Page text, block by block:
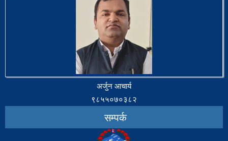
अर्जुन आचार्य
९८५५०७०३८२
सम्पर्क